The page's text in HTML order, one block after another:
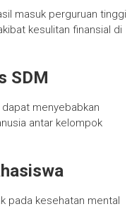
masuk perguruan tinggi
kesulitan finansial di
SDM
menyebabkan
antar kelompok
pada kesehatan mental